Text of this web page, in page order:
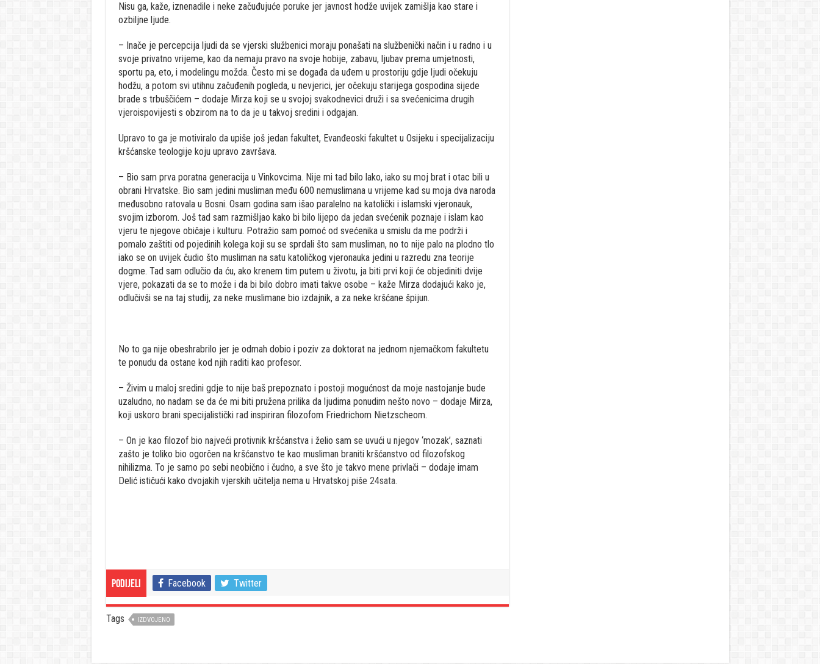
Nisu ga, kaže, iznenadile i neke začuđujuće poruke jer javnost hodže uvijek zamišlja kao stare i
ozbiljne ljude.
– Inače je percepcija ljudi da se vjerski službenici moraju ponašati na službenički način i u radno i u
svoje privatno vrijeme, kao da nemaju pravo na svoje hobije, zabavu, ljubav prema umjetnosti,
sportu pa, eto, i modelingu možda. Često mi se događa da uđem u prostoriju gdje ljudi očekuju
hodžu, a potom svi utihnu začuđenih pogleda, u nevjerici, jer očekuju starijega gospodina sijede
brade s trbuščićem – dodaje Mirza koji se u svojoj svakodnevici druži i sa svećenicima drugih
vjeroispovijesti s obzirom na to da je u takvoj sredini i odgajan.
Upravo to ga je motiviralo da upiše još jedan fakultet, Evanđeoski fakultet u Osijeku i specijalizaciju
kršćanske teologije koju upravo završava.
– Bio sam prva poratna generacija u Vinkovcima. Nije mi tad bilo lako, iako su moj brat i otac bili u
obrani Hrvatske. Bio sam jedini musliman među 600 nemuslimana u vrijeme kad su moja dva naroda
međusobno ratovala u Bosni. Osam godina sam išao paralelno na katolički i islamski vjeronauk,
svojim izborom. Još tad sam razmišljao kako bi bilo lijepo da jedan svećenik poznaje i islam kao
vjeru te njegove običaje i kulturu. Potražio sam pomoć od svećenika u smislu da me podrži i
pomalo zaštiti od pojedinih kolega koji su se sprdali što sam musliman, no to nije palo na plodno tlo
iako se on uvijek čudio što musliman na satu katoličkog vjeronauka jedini u razredu zna teorije
dogme. Tad sam odlučio da ću, ako krenem tim putem u životu, ja biti prvi koji će objediniti dvije
vjere, pokazati da se to može i da bi bilo dobro imati takve osobe – kaže Mirza dodajući kako je,
odlučivši se na taj studij, za neke muslimane bio izdajnik, a za neke kršćane špijun.
No to ga nije obeshrabrilo jer je odmah dobio i poziv za doktorat na jednom njemačkom fakultetu
te ponudu da ostane kod njih raditi kao profesor.
– Živim u maloj sredini gdje to nije baš prepoznato i postoji mogućnost da moje nastojanje bude
uzaludno, no nadam se da će mi biti pružena prilika da ljudima ponudim nešto novo – dodaje Mirza,
koji uskoro brani specijalistički rad inspiriran filozofom Friedrichom Nietzscheom.
– On je kao filozof bio najveći protivnik kršćanstva i želio sam se uvući u njegov ‘mozak’, saznati
zašto je toliko bio ogorčen na kršćanstvo te kao musliman braniti kršćanstvo od filozofskog
nihilizma. To je samo po sebi neobično i čudno, a sve što je takvo mene privlači – dodaje imam
Delić ističući kako dvojakih vjerskih učitelja nema u Hrvatskoj piše 24sata.
Podijeli Facebook Twitter
Tags IZDVOJENO